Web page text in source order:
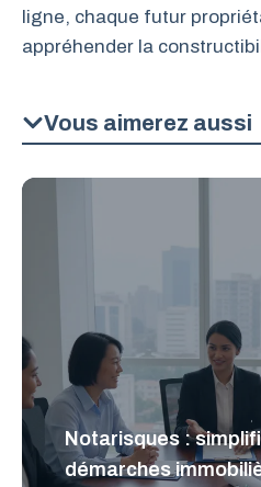
ligne, chaque futur
appréhender la
Vous aimerez aussi
Notarisques :
démarches